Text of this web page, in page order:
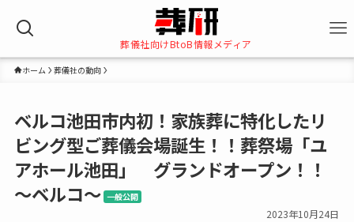
葬儀社向けBtoB情報メディア
ホーム 葬儀社の動向
ベルコ池田市内初！家族葬に特化したリ
ビング型ご葬儀会場誕生！！葬祭場「ユ
アホール池田」 グランドオープン！！
～ベルコ～ 一般公開
2023年10月24日